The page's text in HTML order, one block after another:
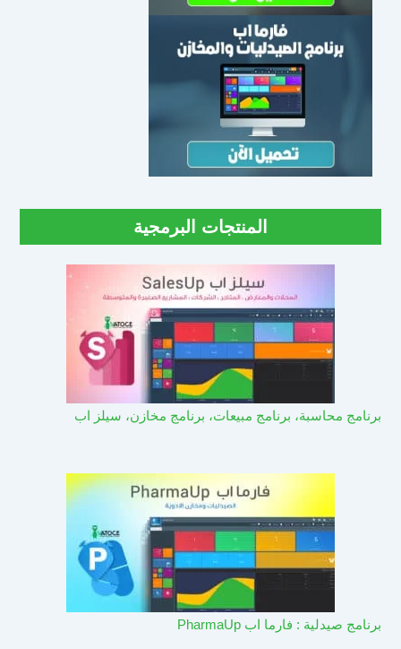
المنتجات البرمجية
برنامج محاسبة، برنامج مبيعات، برنامج مخازن، سيلز اب
برنامج صيدلية : فارما اب PharmaUp​